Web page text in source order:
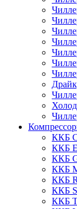
ККБ
ККБ
ККБ
ККБ
ККБ
ККБ
ККБ